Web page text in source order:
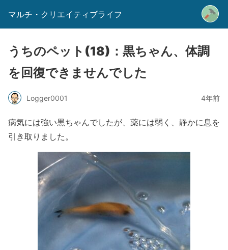
マルチ・クリエイティブライフ
うちのペット(18)：黒ちゃん、体調
を回復できませんでした
Logger0001 4年前
病気には強い黒ちゃんでしたが、薬には弱く、静かに息を
引き取りました。